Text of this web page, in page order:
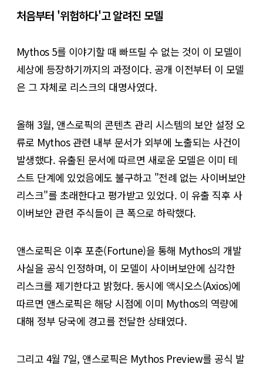
처음부터 '위험하다'고 알려진 모델
Mythos 5를 이야기할 때 빠뜨릴 수 없는 것이 이 모델이
세상에 등장하기까지의 과정이다. 공개 이전부터 이 모델
은 그 자체로 리스크의 대명사였다.
올해 3월, 앤스로픽의 콘텐츠 관리 시스템의 보안 설정 오
류로 Mythos 관련 내부 문서가 외부에 노출되는 사건이
발생했다. 유출된 문서에 따르면 새로운 모델은 이미 테
스트 단계에 있었음에도 불구하고 "전례 없는 사이버보안
리스크"를 초래한다고 평가받고 있었다. 이 유출 직후 사
이버보안 관련 주식들이 큰 폭으로 하락했다.
앤스로픽은 이후 포춘(Fortune)을 통해 Mythos의 개발
사실을 공식 인정하며, 이 모델이 사이버보안에 심각한
리스크를 제기한다고 밝혔다. 동시에 액시오스(Axios)에
따르면 앤스로픽은 해당 시점에 이미 Mythos의 역량에
대해 정부 당국에 경고를 전달한 상태였다.
그리고 4월 7일, 앤스로픽은 Mythos Preview를 공식 발